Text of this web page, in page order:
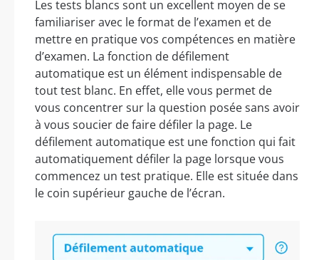
Les tests blancs sont un excellent moyen de se
familiariser avec le format de l’examen et de
mettre en pratique vos compétences en matière
d’examen. La fonction de défilement
automatique est un élément indispensable de
tout test blanc. En effet, elle vous permet de
vous concentrer sur la question posée sans avoir
à vous soucier de faire défiler la page. Le
défilement automatique est une fonction qui fait
automatiquement défiler la page lorsque vous
commencez un test pratique. Elle est située dans
le coin supérieur gauche de l’écran.